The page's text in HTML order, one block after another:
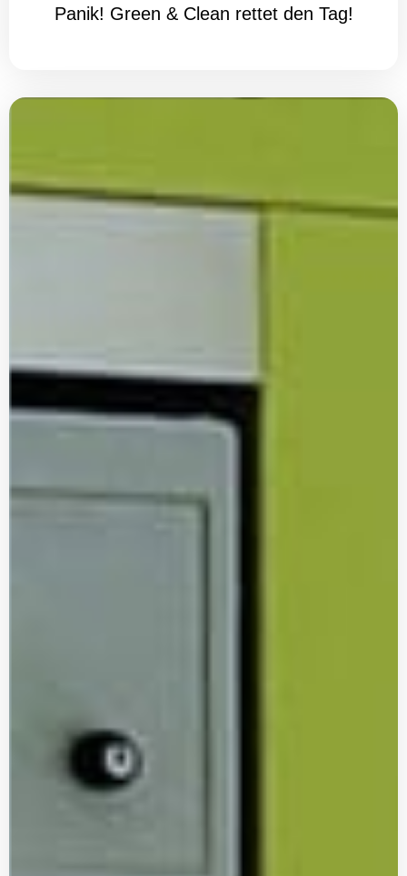
Panik! Green & Clean rettet den Tag!